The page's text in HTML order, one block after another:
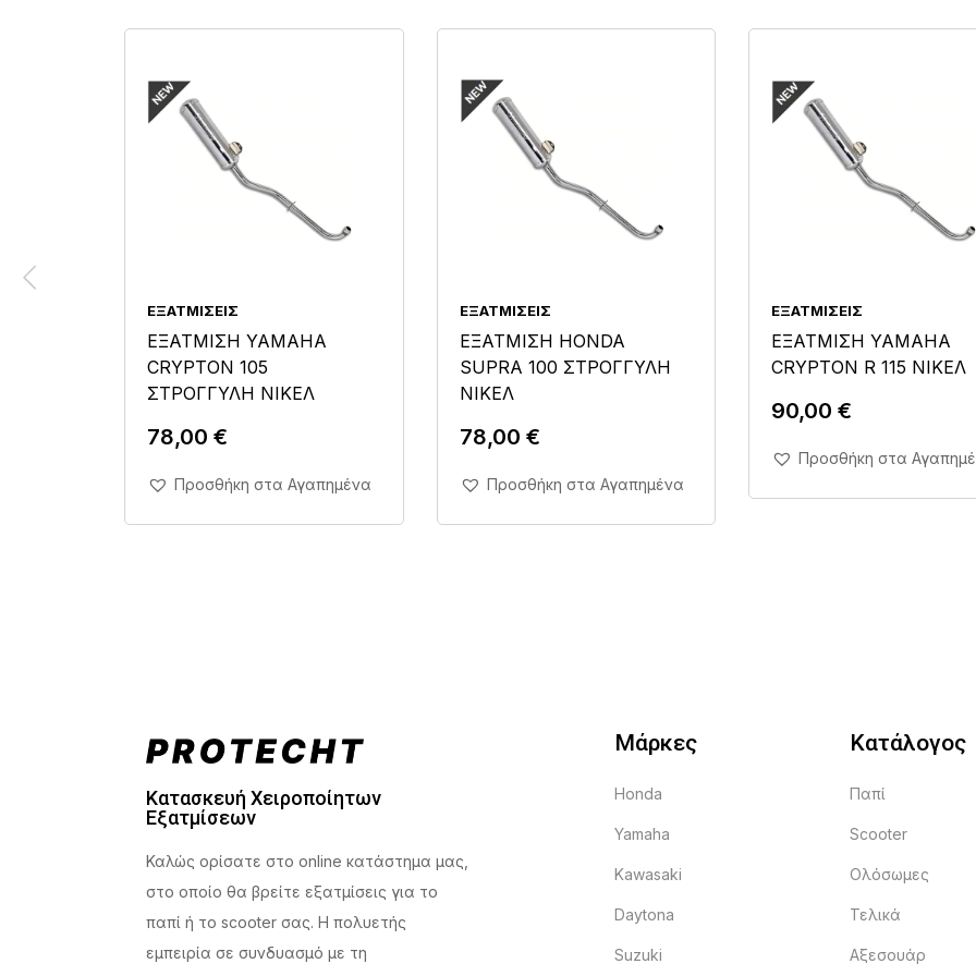
ΕΞΑΤΜΊΣΕΙΣ
ΕΞΑΤΜΙΣΗ YAMAHA
CRYPTON 105
ΣΤΡΟΓΓΥΛΗ ΝΙΚΕΛ
78,00 €
Άμεση Αγορά Σε 1'
Προσθήκη στα Αγαπημένα
ΕΞΑΤΜΊΣΕΙΣ
ΕΞΑΤΜΙΣΗ HONDA
SUPRA 100 ΣΤΡΟΓΓΥΛΗ
ΝΙΚΕΛ
78,00 €
Άμεση Αγορά Σε 1'
Προσθήκη στα Αγαπημένα
ΕΞΑΤΜΊΣΕΙΣ
ΕΞΑΤΜΙΣΗ YAMAHA
CRYPTON R 115 ΝΙΚΕΛ
90,00 €
Άμεση Αγορά Σε 1'
Προσθήκη στα
Κατασκευή Χειροποίητων
Εξατμίσεων
Καλώς ορίσατε στο online κατάστημα μας,
στο οποίο θα βρείτε εξατμίσεις για το
παπί ή το scooter σας. Η πολυετής
εμπειρία σε συνδυασμό με τη
Μάρκες
Honda
Yamaha
Kawasaki
Daytona
Suzuki
Κατάλογος
Παπί
Scooter
Ολόσωμες
Τελικά
Αξεσουάρ